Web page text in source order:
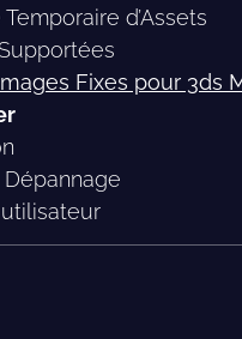
d’Assets
Fixes pour 3ds